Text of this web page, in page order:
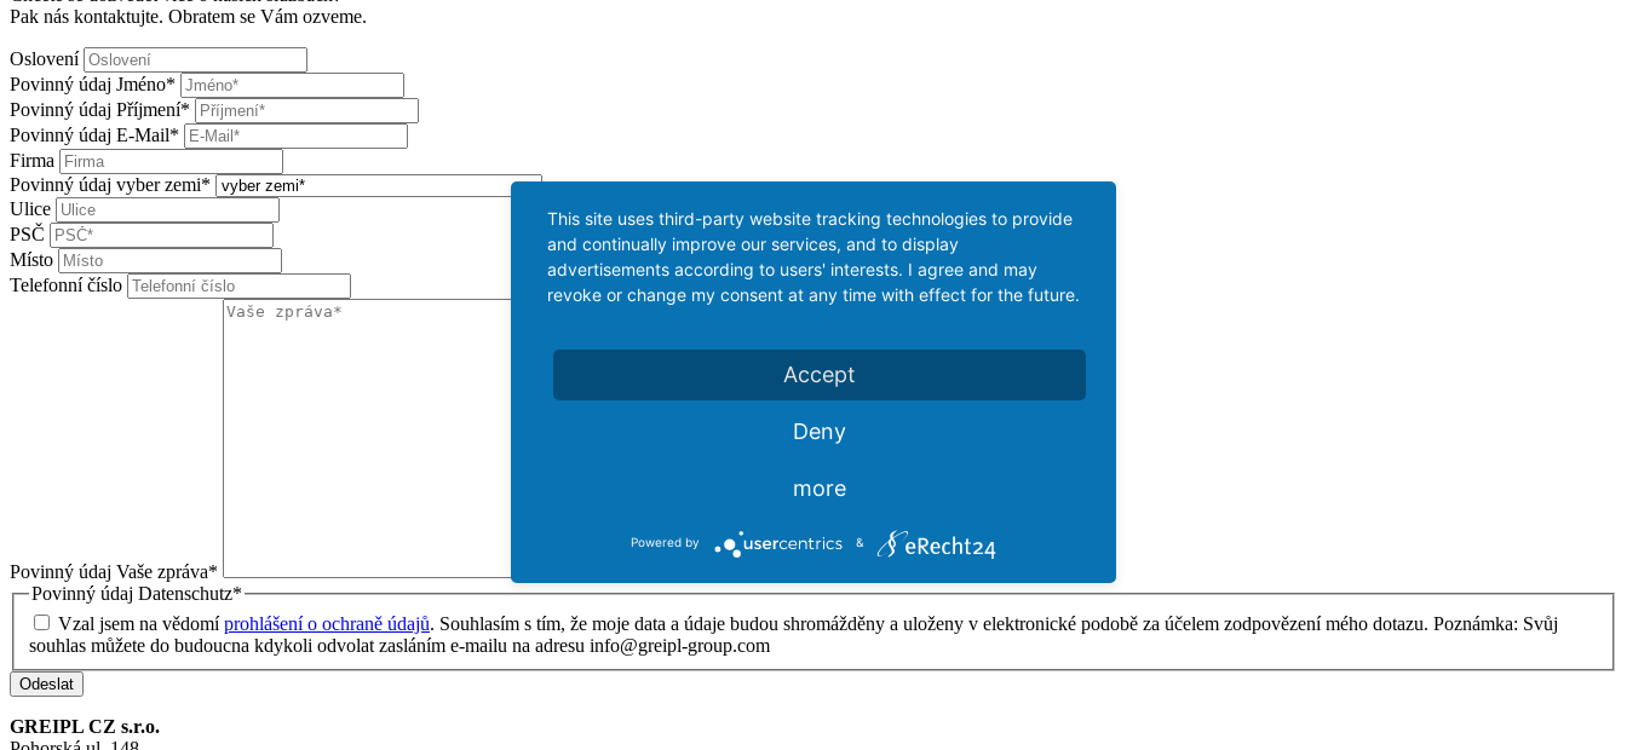
Pak nás kontaktujte. Obratem se Vám ozveme.
Oslovení
Povinný údaj Jméno*
Povinný údaj Příjmení*
Povinný údaj E-Mail*
Firma
Povinný údaj vyber zemi*
Ulice
PSČ
Místo
Telefonní číslo
Povinný údaj Vaše zpráva*
Povinný údaj Datenschutz*
Vzal jsem na vědomí prohlášení o ochraně údajů. Souhlasím s tím, že moje data a údaje budou shromážděny a uloženy v elektronické podobě za účelem zodpovězení mého dotazu. Poznámka: Svůj
souhlas můžete do budoucna kdykoli odvolat zasláním e-mailu na adresu info@greipl-group.com
Odeslat
GREIPL CZ s.r.o.
This site uses third-party website tracking technologies to provide
and continually improve our services, and to display
advertisements according to users' interests. I agree and may
revoke or change my consent at any time with effect for the future.
Accept
Deny
more
Powered by &